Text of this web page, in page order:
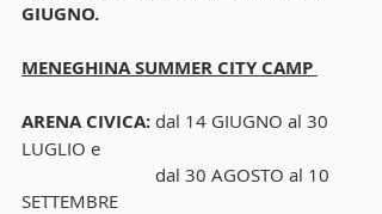
GIUGNO.
MENEGHINA SUMMER CITY CAMP
ARENA CIVICA: dal 14 GIUGNO al 30
LUGLIO e
SETTEMBRE